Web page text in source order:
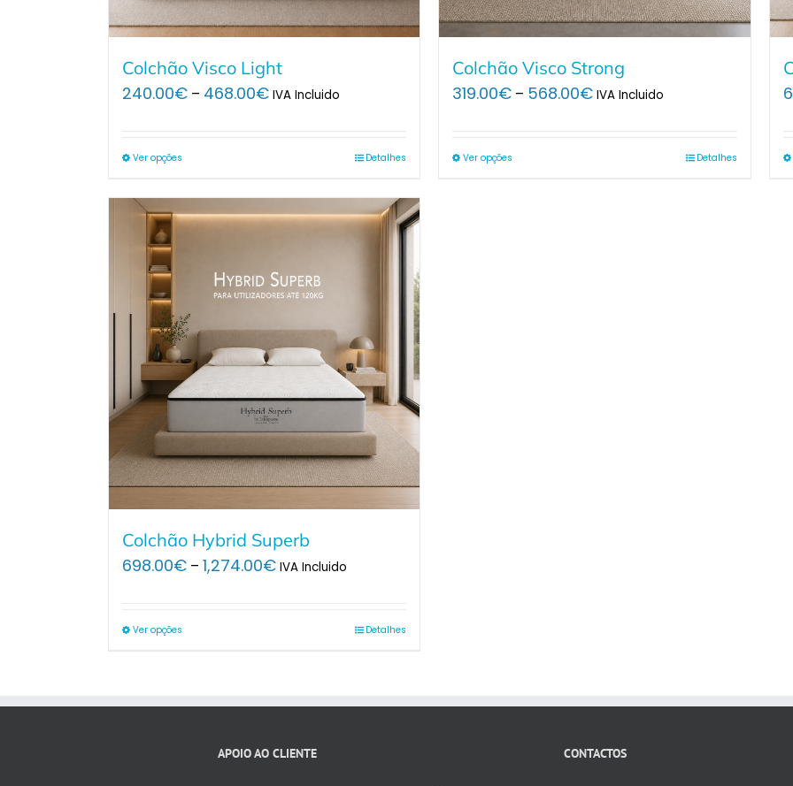
Colchão Visco Light
240.00€ – 468.00€Price
IVA Incluido
Ver opções Detalhes
Colchão Visco Strong
319.00€ – 568.00€Price
IVA Incluido
Ver opções Detalhes
Colchão Hybrid Superb
698.00€ – 1,274.00€Price
IVA Incluido
Ver opções Detalhes
APOIO AO CLIENTE CONTACTOS